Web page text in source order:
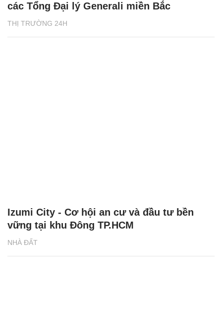
THỊ TRƯỜNG 24H
các Tổng Đại lý Generali miền Bắc
NHÀ ĐẤT
Izumi City - Cơ hội an cư và đầu tư bền
vững tại khu Đông TP.HCM